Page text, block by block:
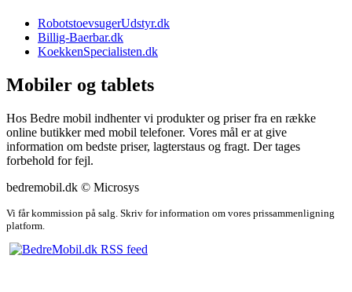
RobotstoevsugerUdstyr.dk
Billig-Baerbar.dk
KoekkenSpecialisten.dk
Mobiler og tablets
Hos Bedre mobil indhenter vi produkter og priser fra en række
online butikker med mobil telefoner. Vores mål er at give
information om bedste priser, lagterstaus og fragt. Der tages
forbehold for fejl.
bedremobil.dk © Microsys
Vi får kommission på salg. Skriv for information om vores prissammenligning
platform.